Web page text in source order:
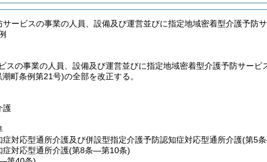
ービスの事業の人員、設備及び運営並びに指定地域密着型介護予防
スの事業の人員、設備及び運営並びに指定地域密着型介護予防サー
町条例第21号)の全部を改正する。
護
対応型通所介護及び併設型指定介護予防認知症対応型通所介護(第5
症対応型通所介護(第8条―第10条)